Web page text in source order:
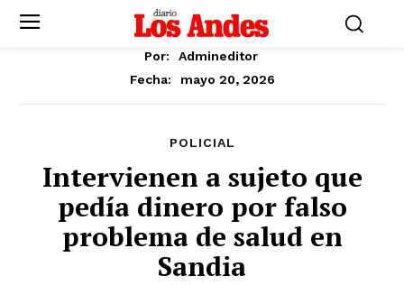
Por:
Admineditor
Fecha:
mayo 20, 2026
POLICIAL
Intervienen a sujeto que
pedía dinero por falso
problema de salud en
Sandia